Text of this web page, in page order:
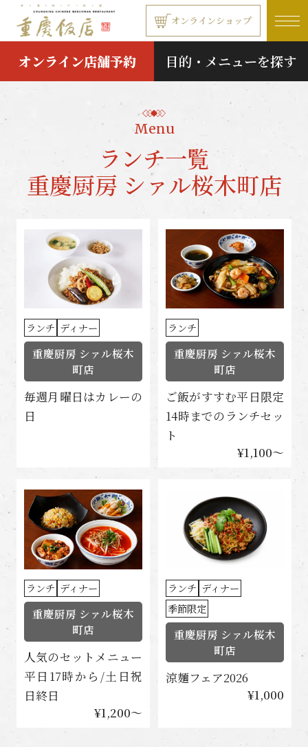
本文へ移動する オンラインショップ
オンライン店舗予約 目的・メニューを探す
Menu
ランチ一覧
重慶厨房 シァル桜木町店
ランチ ディナー
重慶厨房 シァル桜木
町店
毎週月曜日はカレーの
日
ランチ
重慶厨房 シァル桜木
町店
ご飯がすすむ平日限定
14時までのランチセッ
ト
¥1,100〜
ランチ ディナー
重慶厨房 シァル桜木
町店
人気のセットメニュー
平日17時から/土日祝
日終日
¥1,200〜
ランチ ディナー
季節限定
重慶厨房 シァル桜木
町店
涼麺フェア2026
¥1,000